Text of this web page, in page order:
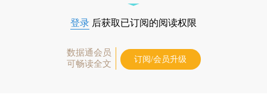
登录 后获取已订阅的阅读权限
数据通会员
可畅读全文
订阅/会员升级